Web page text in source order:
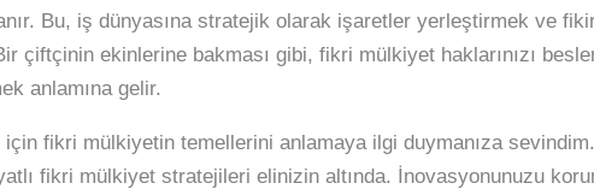
Bu, iş dünyasına stratejik olarak işaretler yerleştirmek ve
çiftçinin ekinlerine bakması gibi, fikri mülkiyet haklarınızı
anlamına gelir.
için fikri mülkiyetin temellerini anlamaya ilgi duymanıza
fikri mülkiyet stratejileri elinizin altında. İnovasyonunuzu